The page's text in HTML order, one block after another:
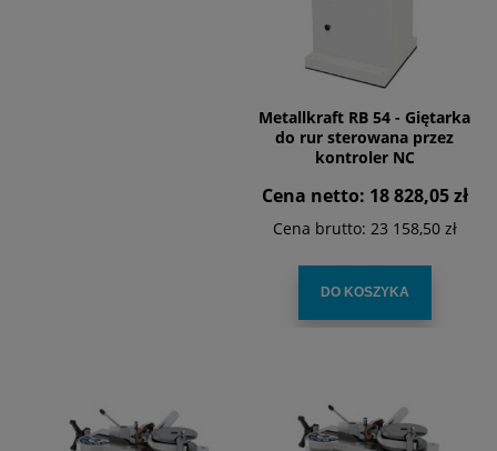
Metallkraft RB 54 - Giętarka
do rur sterowana przez
kontroler NC
Cena netto: 18 828,05 zł
Cena brutto: 23 158,50 zł
DO KOSZYKA